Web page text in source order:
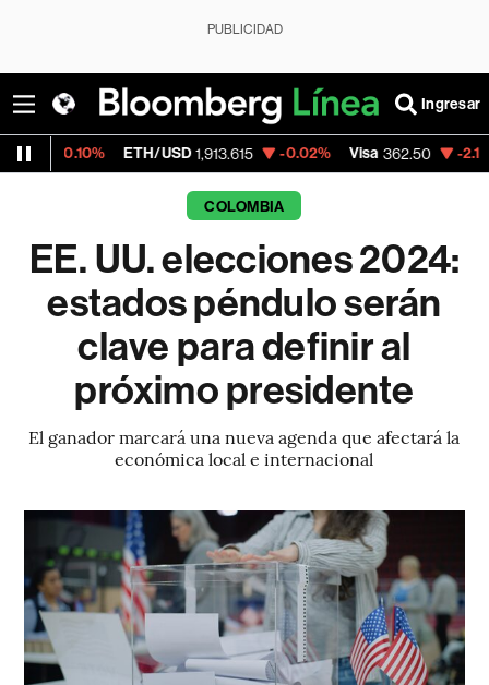
PUBLICIDAD
Ingresar
ETH/USD 1,913.615 -0.02% Visa 362.50 -2.15%
COLOMBIA
EE. UU. elecciones 2024:
estados péndulo serán
clave para definir al
próximo presidente
El ganador marcará una nueva agenda que afectará la
económica local e internacional